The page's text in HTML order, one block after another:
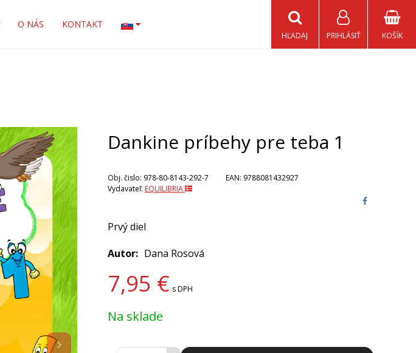
O NÁS KONTAKT
KOŠÍK
PRIHLÁSIŤ
HĽADAJ
Dankine príbehy pre teba 1
Obj. čislo: 978-80-8143-292-7 EAN: 9788081432927
Vydavateľ: EQUILIBRIA
Prvý diel
Autor
Dana Rosová
7,95 € s DPH
Na sklade